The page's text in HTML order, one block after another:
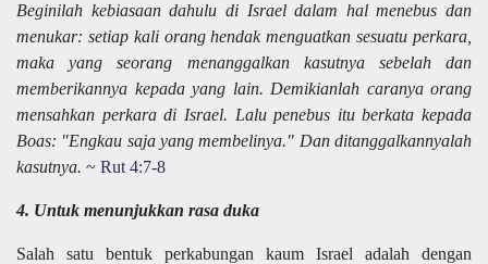
Beginilah kebiasaan dahulu di Israel dalam hal menebus dan
menukar: setiap kali orang hendak menguatkan sesuatu perkara,
maka yang seorang menanggalkan kasutnya sebelah dan
memberikannya kepada yang lain. Demikianlah caranya orang
mensahkan perkara di Israel. Lalu penebus itu berkata kepada
Boas: "Engkau saja yang membelinya." Dan ditanggalkannyalah
kasutnya. ~ Rut 4:7-8
4. Untuk menunjukkan rasa duka
Salah satu bentuk perkabungan kaum Israel adalah dengan